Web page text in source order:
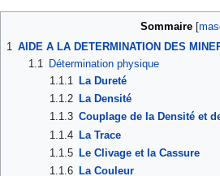
Sommaire[
1 AIDE A LA DETERMINATION DES
1.1
Détermination physique
1.1.1
La Dureté
1.1.2 La Densité
1.1.3 Couplage de la Densité et
1.1.4 La Trace
1.1.5 Le Clivage et la Cassure
1.1.6 La Couleur